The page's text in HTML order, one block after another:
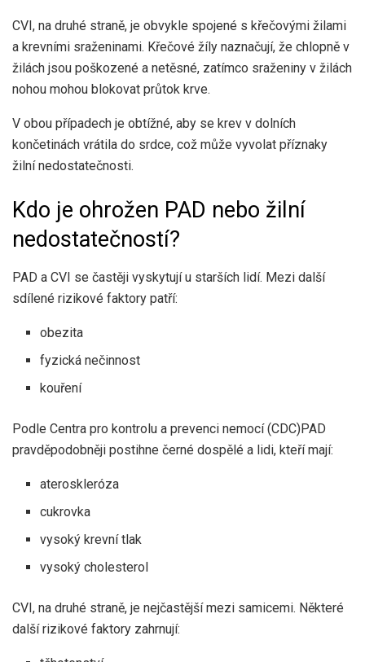
CVI, na druhé straně, je obvykle spojené s křečovými žilami
a krevními sraženinami. Křečové žíly naznačují, že chlopně v
žilách jsou poškozené a netěsné, zatímco sraženiny v žilách
nohou mohou blokovat průtok krve.
V obou případech je obtížné, aby se krev v dolních
končetinách vrátila do srdce, což může vyvolat příznaky
žilní nedostatečnosti.
Kdo je ohrožen PAD nebo žilní
nedostatečností?
PAD a CVI se častěji vyskytují u starších lidí. Mezi další
sdílené rizikové faktory patří:
obezita
fyzická nečinnost
kouření
Podle Centra pro kontrolu a prevenci nemocí (CDC)PAD
pravděpodobněji postihne černé dospělé a lidi, kteří mají:
ateroskleróza
cukrovka
vysoký krevní tlak
vysoký cholesterol
CVI, na druhé straně, je nejčastějšímezi samicemi. Některé
další rizikové faktory zahrnují: